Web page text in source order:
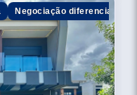
Negociação diferenciada